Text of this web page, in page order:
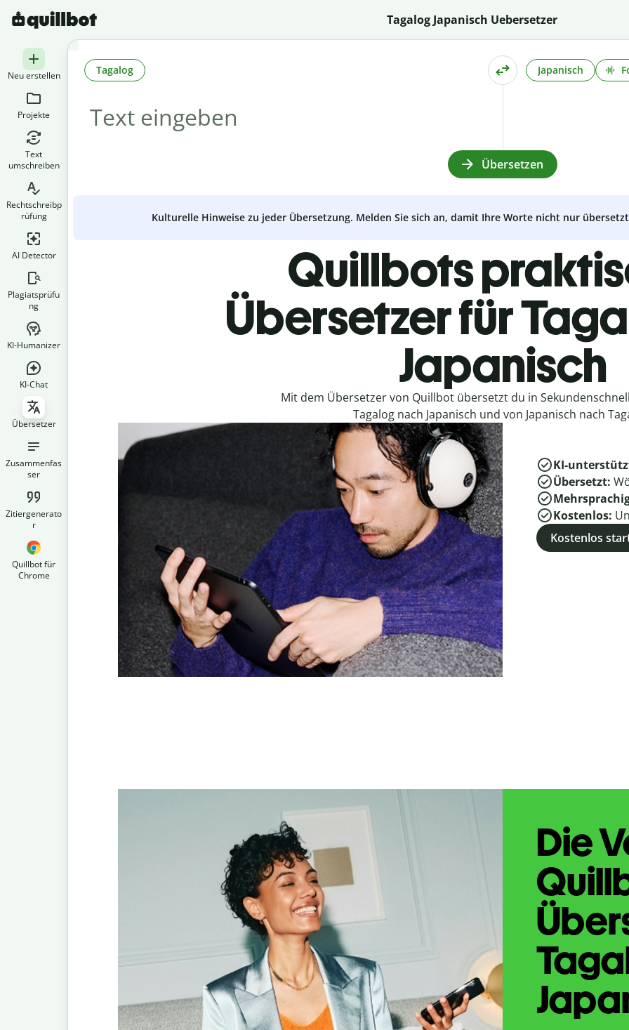
Tagalog Japanisch Uebersetzer
Neu erstellen
Projekte
Text
umschreiben
Rechtschreibp
rüfung
AI Detector
Plagiatsprüfu
ng
KI-Humanizer
KI-Chat
Übersetzer
Zusammenfas
ser
Zitiergenerato
r
Quillbot für
Chrome
Tagalog Japanisch
Übersetzen
Kulturelle Hinweise zu jeder Übersetzung. Melden Sie sich an, damit Ihre Worte nicht nur
Quillbots
Übersetzer für
Japanisch
Mit dem Übersetzer von Quillbot übersetzt du in
Tagalog nach Japanisch und von Japanisch nach
KI-
Übersetzt:
Kostenlos:
Kostenlos
Die